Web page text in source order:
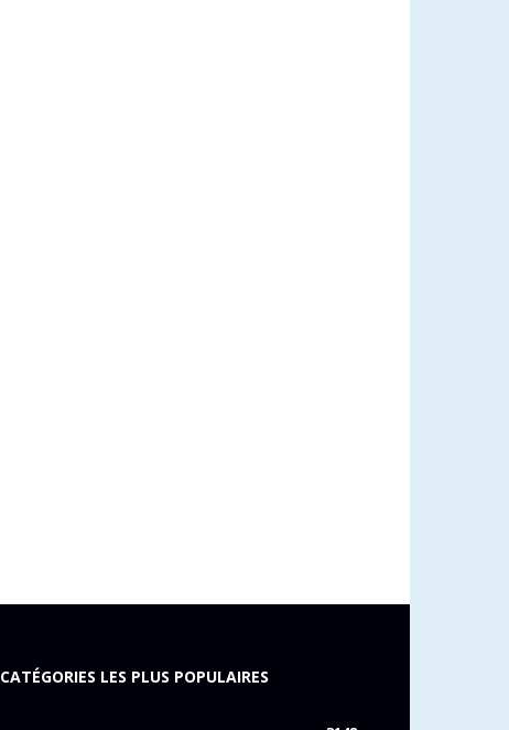
CATÉGORIES LES PLUS POPULAIRES